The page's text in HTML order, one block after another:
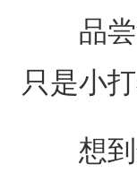
品尝过
只是小
想到这